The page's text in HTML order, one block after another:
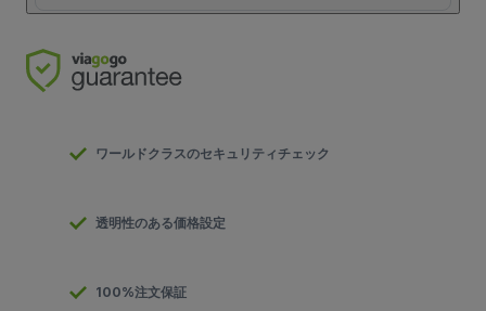
ワールドクラスのセキュリティチェック
透明性のある価格設定
100%注文保証